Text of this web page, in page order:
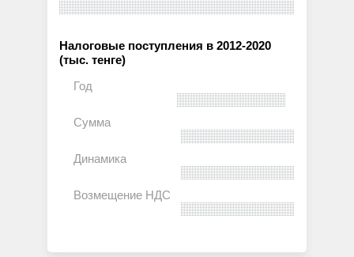
Налоговые поступления в 2012-2020
(тыс. тенге)